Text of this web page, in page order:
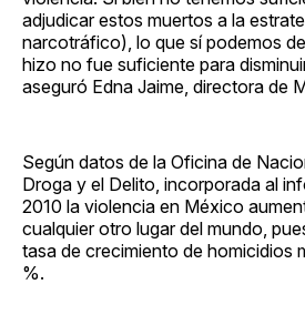
adjudicar estos muertos a la
narcotráfico), lo que sí podemos
hizo no fue suficiente para
aseguró Edna Jaime, directora de
Según datos de la Oficina de
Droga y el Delito, incorporada al
2010 la violencia en México
cualquier otro lugar del mundo,
tasa de crecimiento de homicidios
%.